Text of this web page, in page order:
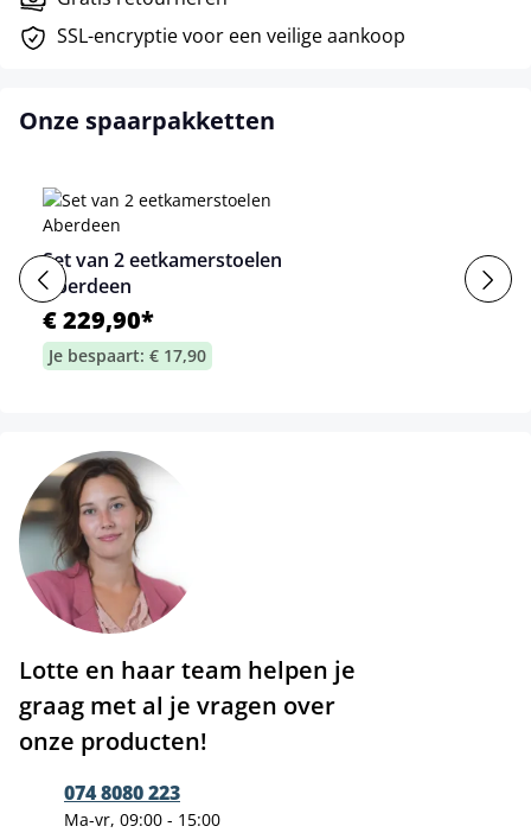
SSL-encryptie voor een veilige aankoop
Onze spaarpakketten
Set van 2 eetkamerstoelen
Aberdeen
€ 229,90*
Je bespaart: € 17,90
Lotte en haar team helpen je
graag met al je vragen over
onze producten!
074 8080 223
Ma-vr, 09:00 - 15:00